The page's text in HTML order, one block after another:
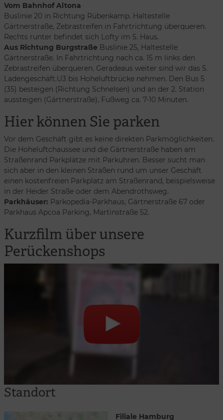
Vom Bahnhof Altona
Buslinie 20 in Richtung Rübenkamp. Haltestelle
Gärtnerstraße, Zebrastreifen in Fahrtrichtung überqueren.
Rechts runter befindet sich Lofty im 5. Haus.
Aus Richtung Burgstraße Buslinie 25, Haltestelle
Gärtnerstraße. In Fahrtrichtung nach ca. 15 m links den
Zebrastreifen überqueren. Geradeaus weiter sind wir das 5.
Ladengeschäft.U3 bis Hoheluftbrücke nehmen. Den Bus 5
(35) besteigen (Richtung Schnelsen) und an der 2. Station
aussteigen (Gärtnerstraße), Fußweg ca. 7-10 Minuten.
Hier können Sie parken
Vor dem Geschäft gibt es keine direkten Parkmöglichkeiten.
Die Hoheluftchaussee und die Gärtnerstraße haben am
Straßenrand Parkplätze mit Parkuhren. Besser sucht man
sich aber in den kleinen Straßen rund um unser Geschäft
einen kostenfreien Parkplatz am Straßenrand, beispielsweise
in der Heider Straße oder dem Abendrothsweg.
Parkhäuser: Parkopedia-Parkhaus, Gärtnerstraße 67 oder
Parkhaus Apcoa Parking, Martinstraße 52.
Kurzfilm über unsere
Perückenshops
Standort
Filiale Hamburg